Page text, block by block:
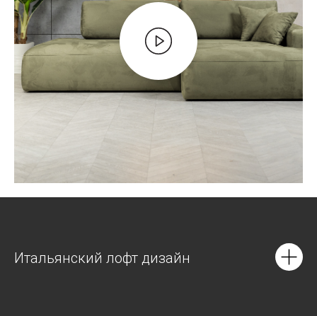
Итальянский лофт дизайн